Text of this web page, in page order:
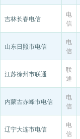
吉林长春电信
电
信
山东日照市电信
电
信
江苏徐州市联通
联
通
内蒙古赤峰市电信
电
信
辽宁大连市电信
电
信